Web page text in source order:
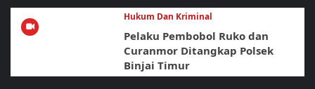
Hukum Dan Kriminal
Pelaku Pembobol Ruko dan
Curanmor Ditangkap Polsek
Binjai Timur